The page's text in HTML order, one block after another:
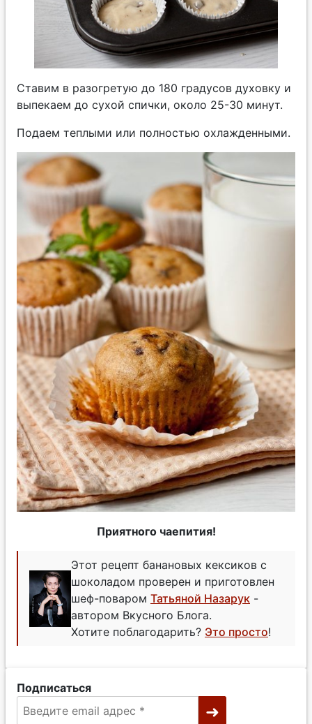
Ставим в разогретую до 180 градусов духовку и
выпекаем до сухой спички, около 25-30 минут.
Подаем теплыми или полностью охлажденными.
Приятного чаепития!
Этот рецепт банановых кексиков с
шоколадом проверен и приготовлен
шеф-поваром Татьяной Назарук -
автором Вкусного Блога.
Хотите поблагодарить? Это просто!
Подписаться